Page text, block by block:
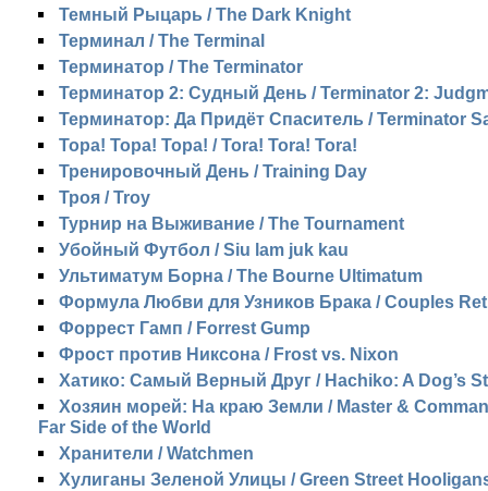
Темный Рыцарь / The Dark Knight
Терминал / The Terminal
Терминатор / The Terminator
Терминатор 2: Судный День / Terminator 2:
Терминатор: Да Придёт Спаситель / Terminator
Тора! Тора! Тора! / Tora! Tora! Tora!
Тренировочный День / Training Day
Троя / Troy
Турнир на Выживание / The Tournament
Убойный Футбол / Siu lam juk kau
Ультиматум Борна / The Bourne Ultimatum
Формула Любви для Узников Брака / Couples
Форрест Гамп / Forrest Gump
Фрост против Никсона / Frost vs. Nixon
Хатико: Самый Верный Друг / Hachiko: A Dog’s
Хозяин морей: На краю Земли / Master &
Far Side of the World
Хранители / Watchmen
Хулиганы Зеленой Улицы / Green Street